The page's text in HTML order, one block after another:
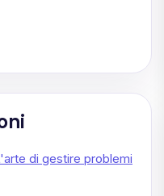
di gestire problemi